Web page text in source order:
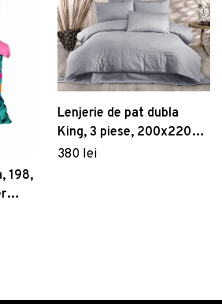
198,
Lenjerie de pat dubla
King, 3 piese, 200x220
cm, 100% bumbac
380 lei